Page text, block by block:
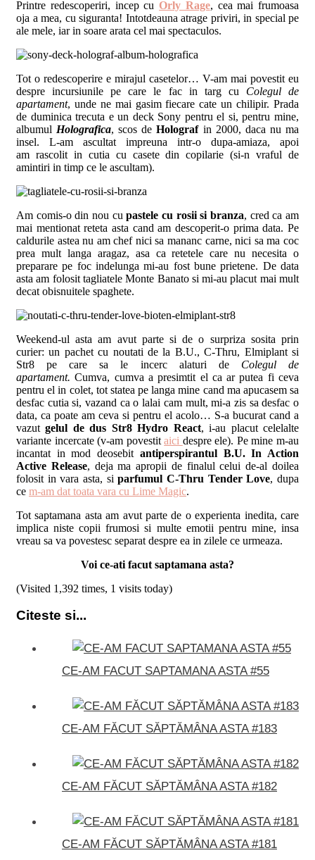
Printre redescoperiri, incep cu Orly Rage, cea mai frumoasa
oja a mea, cu siguranta! Intotdeauna atrage priviri, in special pe
ale mele, iar in soare arata cel mai spectaculos.
Tot o redescoperire e mirajul casetelor… V-am mai povestit eu
despre incursiunile pe care le fac in targ cu Colegul de
apartament, unde ne mai gasim fiecare cate un chilipir. Prada
de duminica trecuta e un deck Sony pentru el si, pentru mine,
albumul Holografica, scos deHolografin 2000, daca nu ma
insel. L-am ascultat impreuna intr-o dupa-amiaza, apoi
am rascolit in cutia cu casete din copilarie (si-n vraful de
amintiri in timp ce le ascultam).
Am comis-o din nou cu pastele cu rosii si branza, cred ca am
mai mentionat reteta asta cand am descoperit-o prima data. Pe
caldurile astea nu am chef nici sa mananc carne, nici sa ma coc
prea mult langa aragaz, asa ca retetele care nu necesita o
preparare pe foc indelunga mi-au fost bune prietene. De data
asta am folosit tagliatele Monte Banato si mi-au placut mai mult
decat obisnuitele spaghete.
Weekend-ul asta am avut parte si de o surpriza sosita prin
curier: un pachet cu noutati de la B.U., C-Thru, Elmiplant si
Str8 pe care sa le incerc alaturi de Colegul de
apartament.Cumva, cumva a presimtit el ca ar putea fi ceva
pentru el in colet, tot statea pe langa mine cand ma apucasem sa
desfac cutia si, vazand ca o lalai cam mult, mi-a zis sa desfac o
data, ca poate am ceva si pentru el acolo… S-a bucurat cand a
vazutgelul de dus Str8 Hydro React, i-au placut celelalte
variante incercate (v-am povestitaici despre ele). Pe mine m-au
incantat in mod deosebit antiperspirantul B.U. In Action
Active Release, deja ma apropii de finalul celui de-al doilea
folosit in vara asta, siparfumul C-Thru Tender Love, dupa
ce m-am dat toata vara cu Lime Magic.
Tot saptamana asta am avut parte de o experienta inedita, care
implica niste copii frumosi si multe emotii pentru mine, insa
vreau sa va povestesc separat despre ea in zilele ce urmeaza.
Voi ce-ati facut saptamana asta?
(Visited 1,392 times, 1 visits today)
Citeste si...
CE-AM FACUT SAPTAMANA ASTA #55
CE-AM FĂCUT SĂPTĂMÂNA ASTA #183
CE-AM FĂCUT SĂPTĂMÂNA ASTA #182
CE-AM FĂCUT SĂPTĂMÂNA ASTA #181